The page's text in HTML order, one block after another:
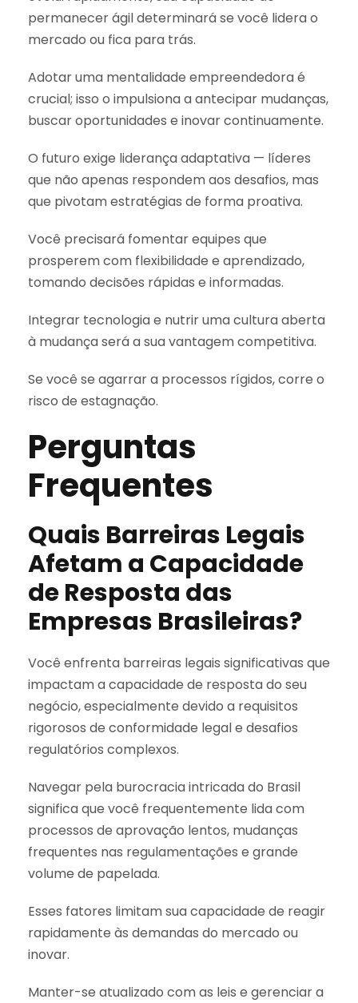
permanecer ágil determinará se você lidera o
mercado ou fica para trás.
Adotar uma mentalidade empreendedora é
crucial; isso o impulsiona a antecipar mudanças,
buscar oportunidades e inovar continuamente.
O futuro exige liderança adaptativa — líderes
que não apenas respondem aos desafios, mas
que pivotam estratégias de forma proativa.
Você precisará fomentar equipes que
prosperem com flexibilidade e aprendizado,
tomando decisões rápidas e informadas.
Integrar tecnologia e nutrir uma cultura aberta
à mudança será a sua vantagem competitiva.
Se você se agarrar a processos rígidos, corre o
risco de estagnação.
Perguntas
Frequentes
Quais Barreiras Legais
Afetam a Capacidade
de Resposta das
Empresas Brasileiras?
Você enfrenta barreiras legais significativas que
impactam a capacidade de resposta do seu
negócio, especialmente devido a requisitos
rigorosos de conformidade legal e desafios
regulatórios complexos.
Navegar pela burocracia intricada do Brasil
significa que você frequentemente lida com
processos de aprovação lentos, mudanças
frequentes nas regulamentações e grande
volume de papelada.
Esses fatores limitam sua capacidade de reagir
rapidamente às demandas do mercado ou
inovar.
Manter-se atualizado com as leis e gerenciar a